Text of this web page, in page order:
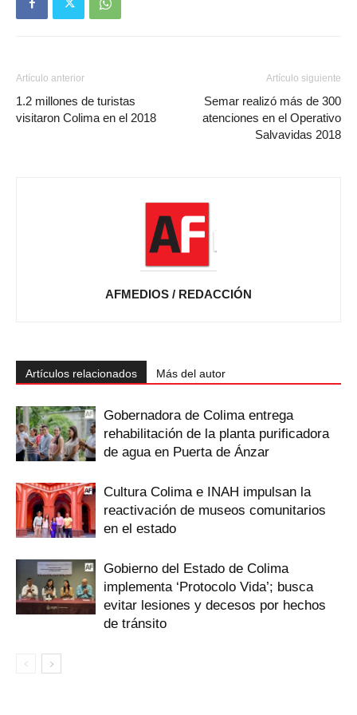
Artículo anterior
1.2 millones de turistas
visitaron Colima en el 2018
Artículo siguiente
Semar realizó más de 300
atenciones en el Operativo
Salvavidas 2018
AFMEDIOS / REDACCIÓN
Artículos relacionados Más del autor
Gobernadora de Colima entrega
rehabilitación de la planta purificadora
de agua en Puerta de Ánzar
Cultura Colima e INAH impulsan la
reactivación de museos comunitarios
en el estado
Gobierno del Estado de Colima
implementa ‘Protocolo Vida’; busca
evitar lesiones y decesos por hechos
de tránsito